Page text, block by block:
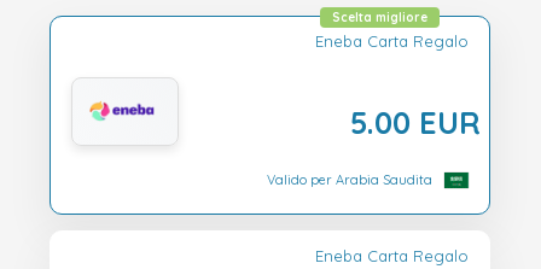
Eneba Carta Regalo
5.00 EUR
Scelta migliore
Valido per Arabia Saudita
Eneba Carta Regalo